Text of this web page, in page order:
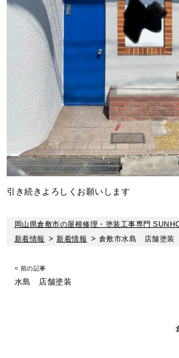
引き続きよろしくお願いします
岡山県倉敷市の屋根修理・塗装工事専門
新着情報 >新着情報 > 倉敷市水島 店舗塗装
< 前の記事
水島 店舗塗装